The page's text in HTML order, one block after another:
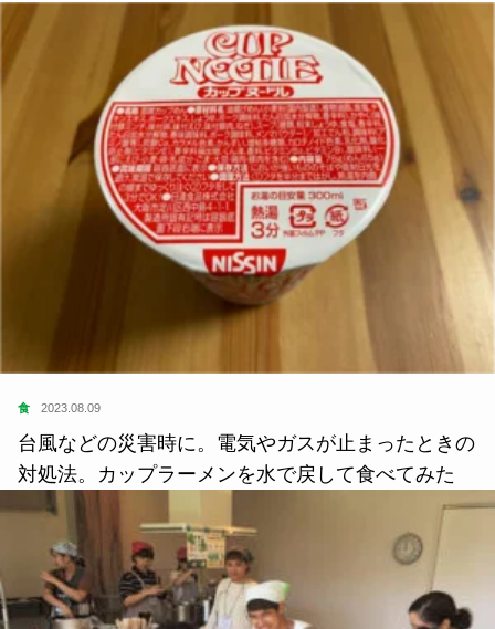
食 2023.08.09
台風などの災害時に。電気やガスが止まったときの
対処法。カップラーメンを水で戻して食べてみた